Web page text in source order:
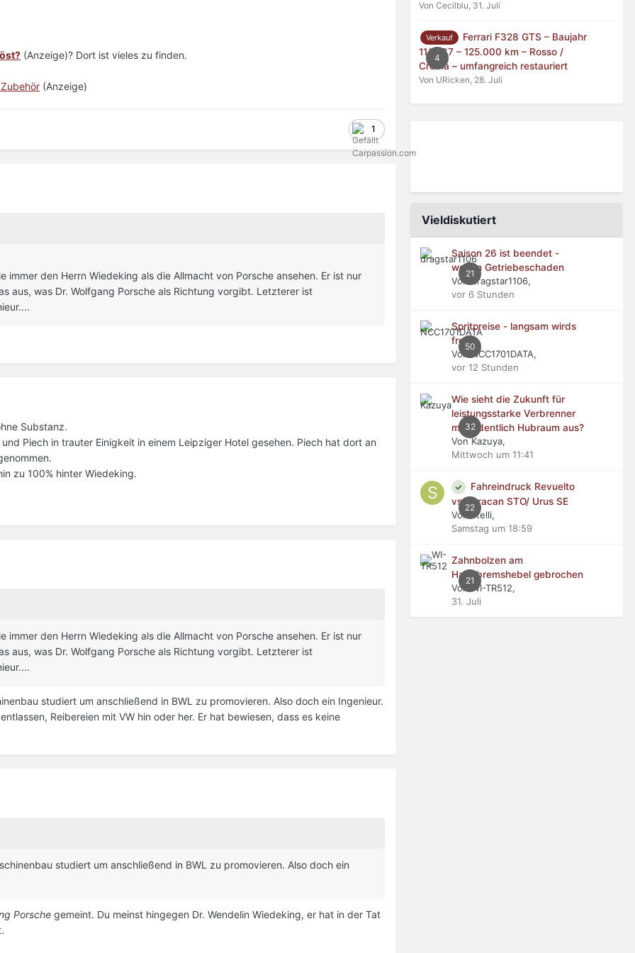
(Anzeige)? Dort ist vieles zu finden.
(Anzeige)
1
immer den Herrn Wiedeking als die Allmacht von Porsche ansehen. Er ist nur
aus, was Dr. Wolfgang Porsche als Richtung vorgibt. Letzterer ist
Substanz.
Piech in trauter Einigkeit in einem Leipziger Hotel gesehen. Piech hat dort an
zu 100% hinter Wiedeking.
immer den Herrn Wiedeking als die Allmacht von Porsche ansehen. Er ist nur
aus, was Dr. Wolfgang Porsche als Richtung vorgibt. Letzterer ist
studiert um anschließend in BWL zu promovieren. Also doch ein Ingenieur.
Reibereien mit VW hin oder her. Er hat bewiesen, dass es keine
studiert um anschließend in BWL zu promovieren. Also doch ein
Porsche gemeint. Du meinst hingegen Dr. Wendelin Wiedeking, er hat in der Tat
Von Cecilblu, 31. Juli
4
Verkauf
Ferrari F328 GTS – Baujahr
11/1987 – 125.000 km – Rosso /
Crema – umfangreich restauriert
Von URicken, 28. Juli
Vieldiskutiert
21
Saison 26 ist beendet -
wegen Getriebeschaden
Von dragstar1106,
vor 6 Stunden
50
Spritpreise - langsam wirds
frech
Von NCC1701DATA,
vor 12 Stunden
32
Wie sieht die Zukunft für
leistungsstarke Verbrenner
mit ordentlich Hubraum aus?
Von Kazuya,
Mittwoch um 11:41
22
Fahreindruck Revuelto
vs Huracan STO/ Urus SE
Von stelli,
Samstag um 18:59
21
Zahnbolzen am
Handbremshebel gebrochen
Von WI-TR512,
31. Juli